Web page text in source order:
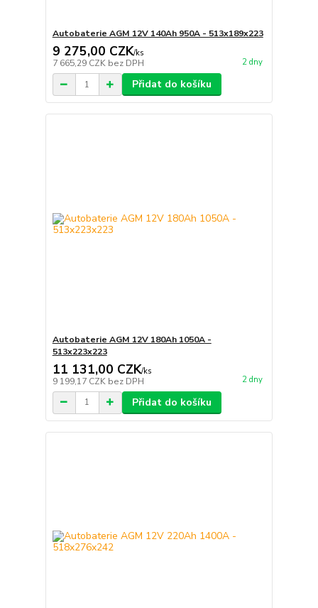
Autobaterie AGM 12V 140Ah 950A - 513x189x223
9 275,00 CZK/ks
7 665,29 CZK bez DPH 2 dny
Přidat do košíku
Autobaterie AGM 12V 180Ah 1050A -
513x223x223
11 131,00 CZK/ks
9 199,17 CZK bez DPH 2 dny
Přidat do košíku